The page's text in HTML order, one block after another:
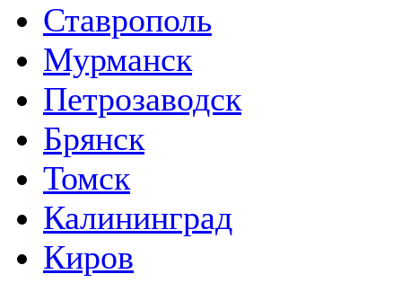
Ставрополь
Мурманск
Петрозаводск
Брянск
Томск
Калининград
Киров